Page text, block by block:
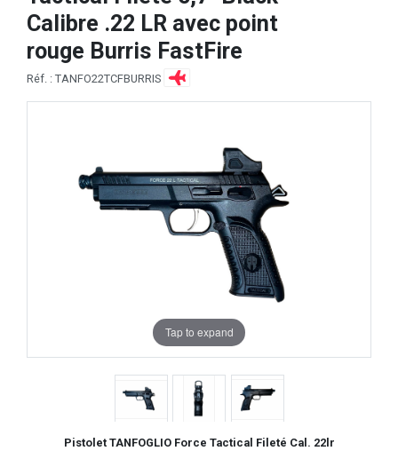
Calibre .22 LR avec point
rouge Burris FastFire
Réf. : TANFO22TCFBURRIS
Tap to expand
Pistolet TANFOGLIO Force Tactical Fileté Cal. 22lr